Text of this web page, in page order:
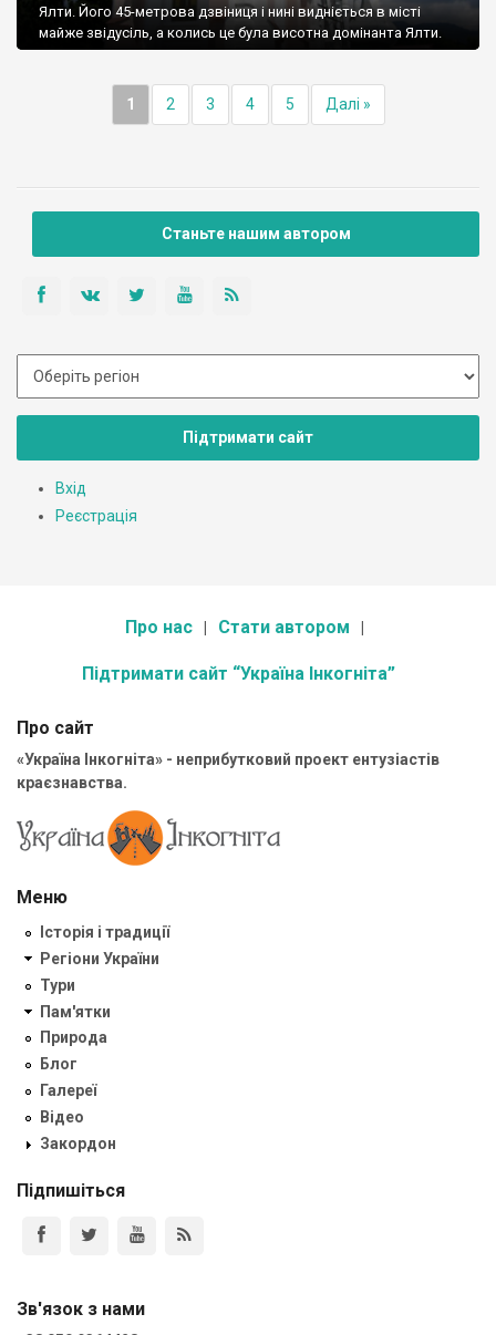
Ялти. Його 45-метрова дзвіниця і нині видніється в місті
майже звідусіль, а колись це була висотна домінанта Ялти.
1 2 3 4 5 Далі »
Станьте нашим автором
Підтримати сайт
Вхід
Реєстрація
Про нас Стати автором
Підтримати сайт “Україна Інкогніта”
Про сайт
«Україна Інкогніта» - неприбутковий проект ентузіастів
краєзнавства.
Меню
Історія і традиції
Регіони України
Тури
Пам'ятки
Природа
Блог
Галереї
Відео
Закордон
Підпишіться
Зв'язок з нами